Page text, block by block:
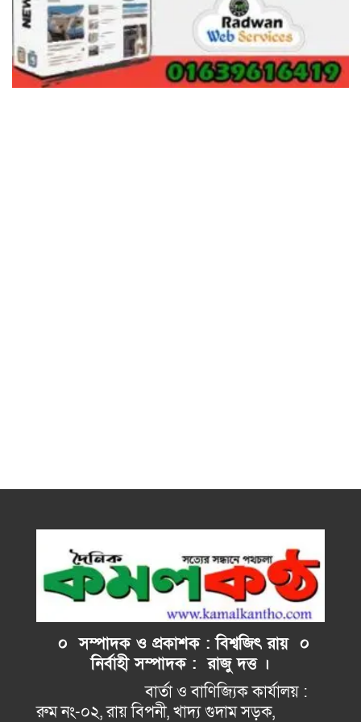
০ সম্পাদক ও প্রকাশক : বিশ্বজিৎ রায় ০
নির্বাহীসম্পাদক : রাজু দত্ত ।
বার্তা ও বাণিজ্যিক কার্যালয় :
রুম নং-০২, রায় বিপনী, খাদ্য গুদাম সড়ক,